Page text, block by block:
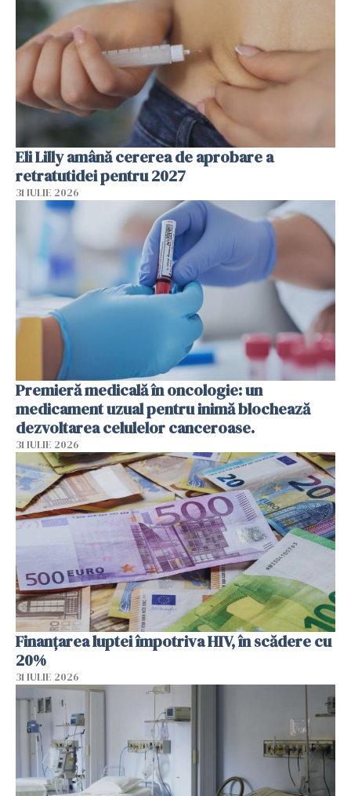
Eli Lilly amână cererea de aprobare a
retratutidei pentru 2027
31 IULIE 2026
Premieră medicală în oncologie: un
medicament uzual pentru inimă blochează
dezvoltarea celulelor canceroase.
31 IULIE 2026
Finanțarea luptei împotriva HIV, în scădere cu
20%
31 IULIE 2026